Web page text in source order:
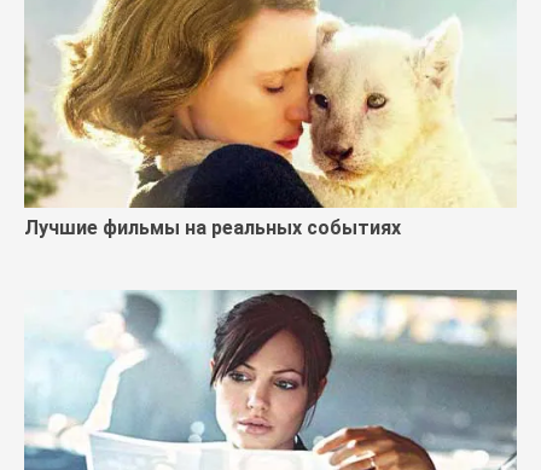
Лучшие фильмы на реальных событиях